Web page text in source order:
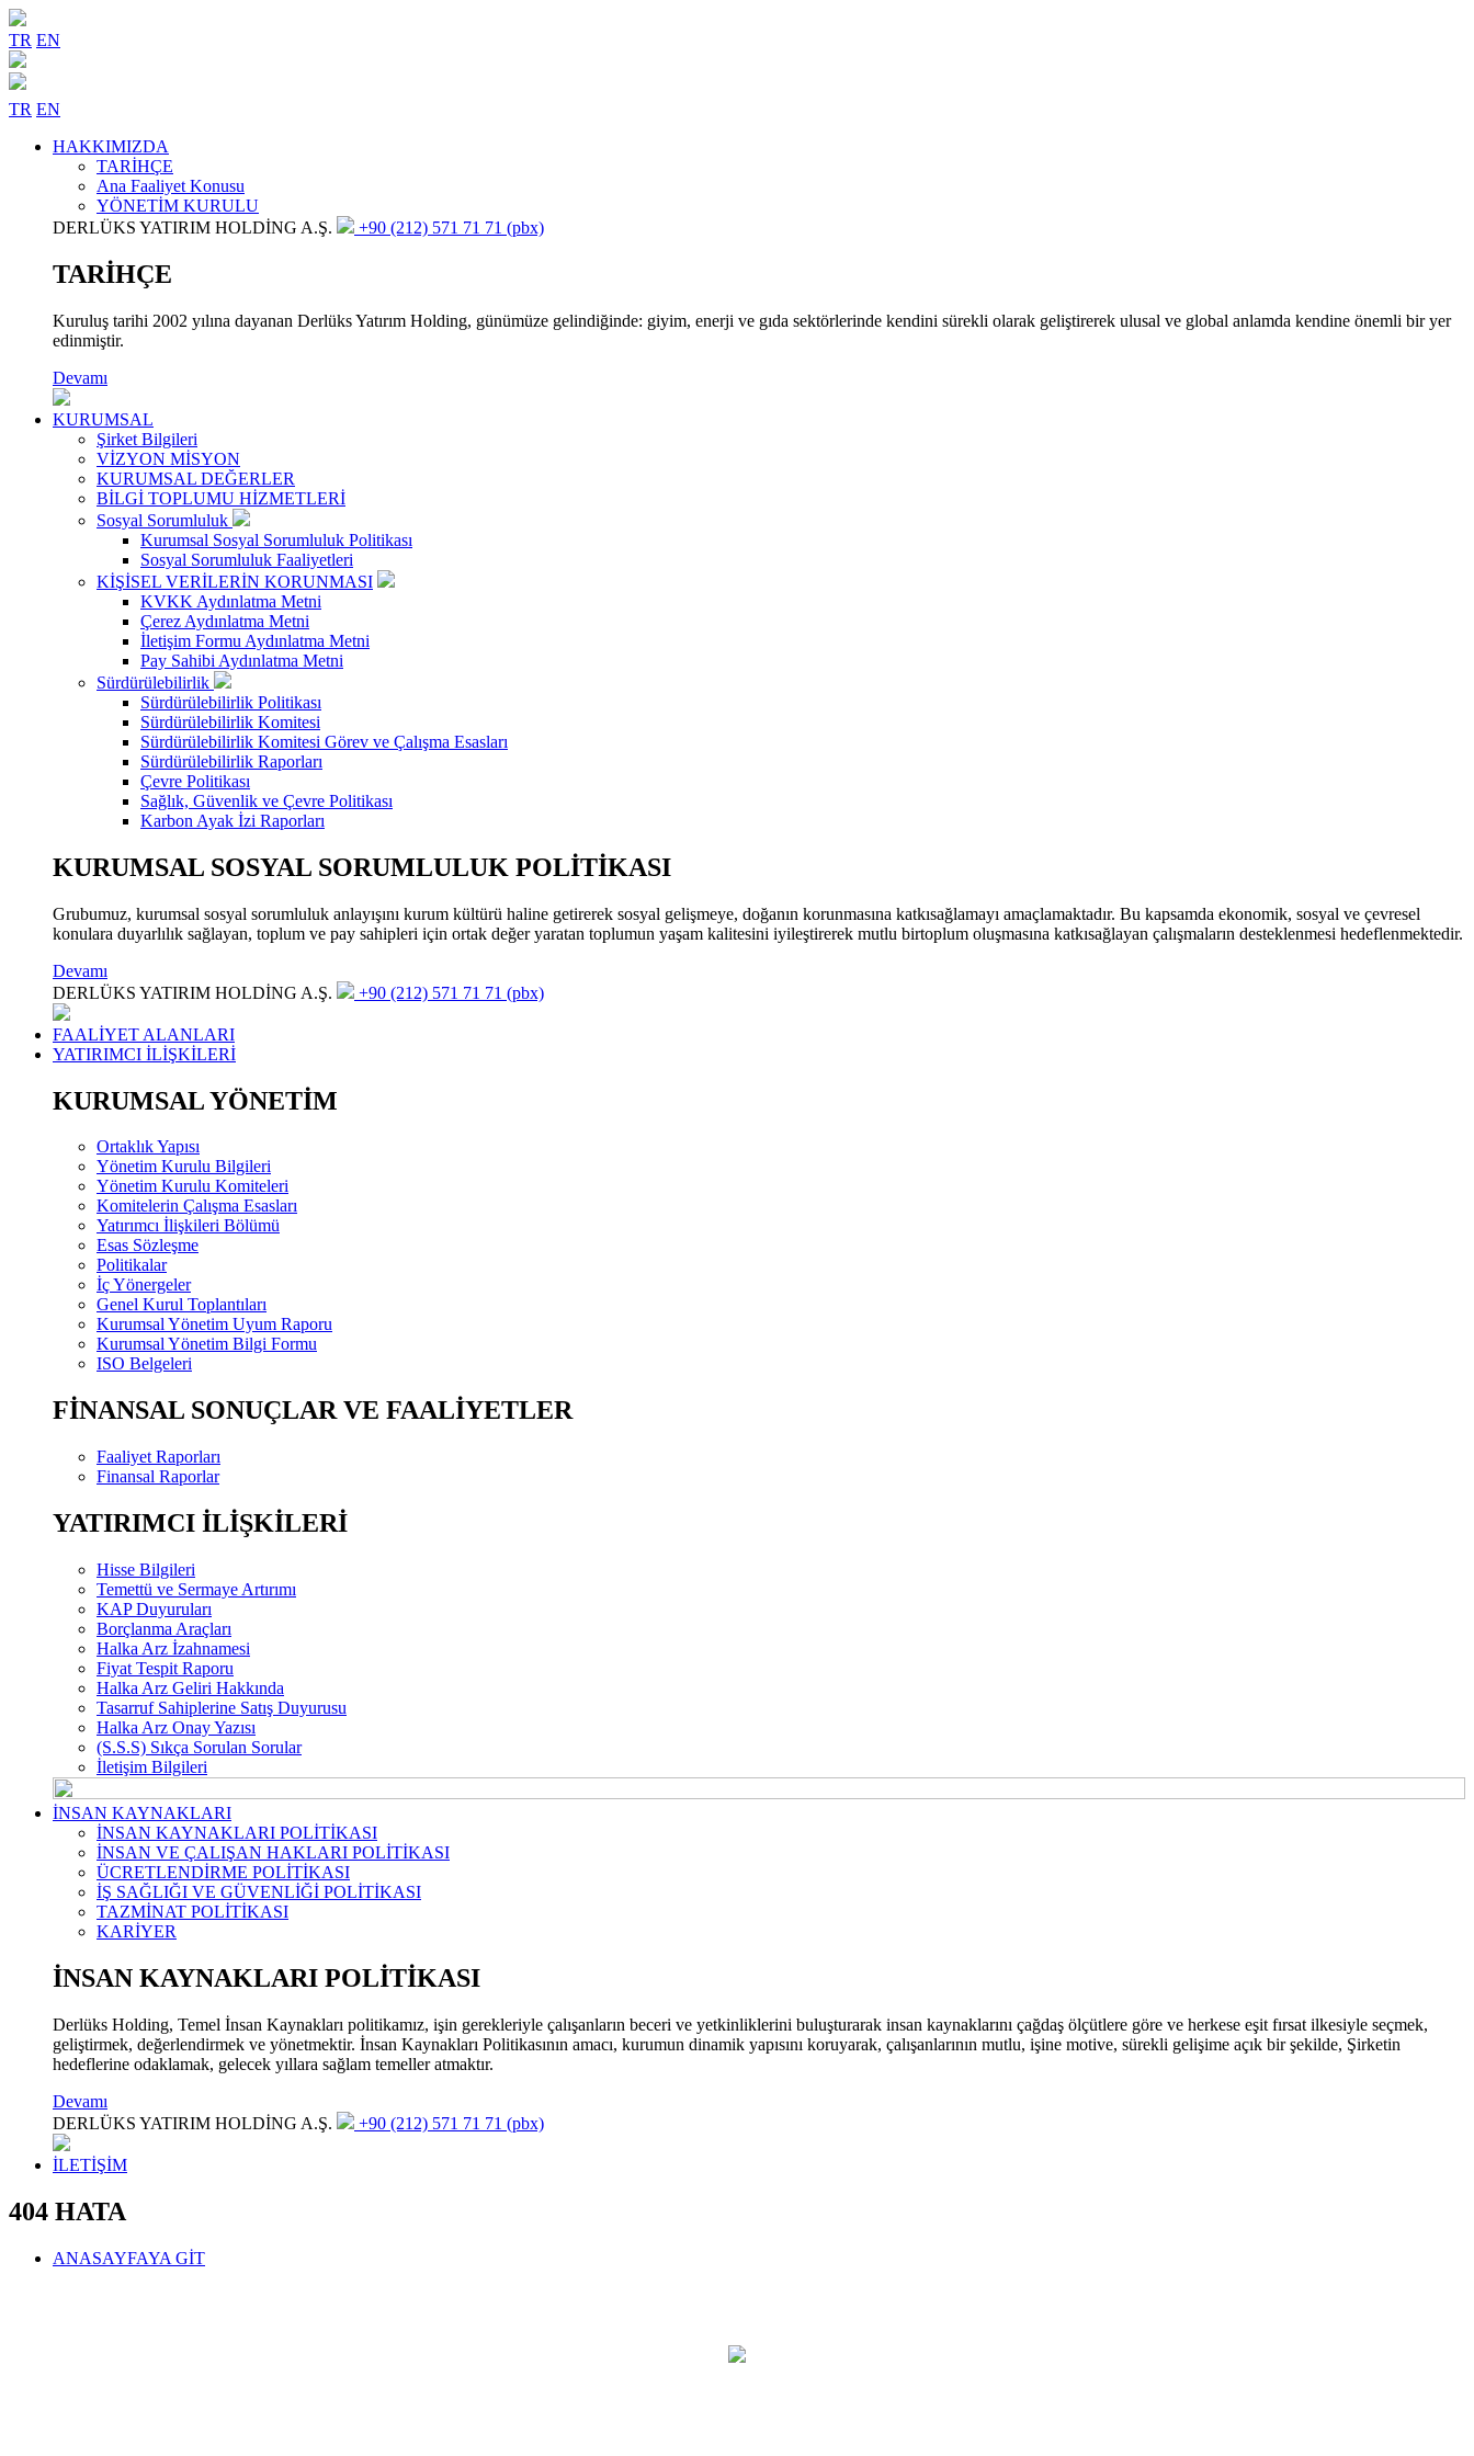
TR EN
TR EN
HAKKIMIZDA
TARİHÇE
Ana Faaliyet Konusu
YÖNETİM KURULU
DERLÜKS YATIRIM HOLDİNG A.Ş.
+90 (212) 571 71 71 (pbx)
TARİHÇE
Kuruluş tarihi 2002 yılına dayanan Derlüks Yatırım Holding, günümüze gelindiğinde: giyim, enerji ve gıda sektörlerinde kendini sürekli olarak geliştirerek ulusal ve global anlamda kendine önemli bir yer
edinmiştir.
Devamı
KURUMSAL
Şirket Bilgileri
VİZYON MİSYON
KURUMSAL DEĞERLER
BİLGİ TOPLUMU HİZMETLERİ
Sosyal Sorumluluk
Kurumsal Sosyal Sorumluluk Politikası
Sosyal Sorumluluk Faaliyetleri
KİŞİSEL VERİLERİN KORUNMASI
KVKK Aydınlatma Metni
Çerez Aydınlatma Metni
İletişim Formu Aydınlatma Metni
Pay Sahibi Aydınlatma Metni
Sürdürülebilirlik
Sürdürülebilirlik Politikası
Sürdürülebilirlik Komitesi
Sürdürülebilirlik Komitesi Görev ve Çalışma Esasları
Sürdürülebilirlik Raporları
Çevre Politikası
Sağlık, Güvenlik ve Çevre Politikası
Karbon Ayak İzi Raporları
KURUMSAL SOSYAL SORUMLULUK POLİTİKASI
Grubumuz, kurumsal sosyal sorumluluk anlayışını kurum kültürü haline getirerek sosyal gelişmeye, doğanın korunmasına katkısağlamayı amaçlamaktadır. Bu kapsamda ekonomik, sosyal ve çevresel
konulara duyarlılık sağlayan, toplum ve pay sahipleri için ortak değer yaratan toplumun yaşam kalitesini iyileştirerek mutlu birtoplum oluşmasına katkısağlayan çalışmaların desteklenmesi hedeflenmektedir.
Devamı
DERLÜKS YATIRIM HOLDİNG A.Ş.
+90 (212) 571 71 71 (pbx)
FAALİYET ALANLARI
YATIRIMCI İLİŞKİLERİ
KURUMSAL YÖNETİM
Ortaklık Yapısı
Yönetim Kurulu Bilgileri
Yönetim Kurulu Komiteleri
Komitelerin Çalışma Esasları
Yatırımcı İlişkileri Bölümü
Esas Sözleşme
Politikalar
İç Yönergeler
Genel Kurul Toplantıları
Kurumsal Yönetim Uyum Raporu
Kurumsal Yönetim Bilgi Formu
ISO Belgeleri
FİNANSAL SONUÇLAR VE FAALİYETLER
Faaliyet Raporları
Finansal Raporlar
YATIRIMCI İLİŞKİLERİ
Hisse Bilgileri
Temettü ve Sermaye Artırımı
KAP Duyuruları
Borçlanma Araçları
Halka Arz İzahnamesi
Fiyat Tespit Raporu
Halka Arz Geliri Hakkında
Tasarruf Sahiplerine Satış Duyurusu
Halka Arz Onay Yazısı
(S.S.S) Sıkça Sorulan Sorular
İletişim Bilgileri
İNSAN KAYNAKLARI
İNSAN KAYNAKLARI POLİTİKASI
İNSAN VE ÇALIŞAN HAKLARI POLİTİKASI
ÜCRETLENDİRME POLİTİKASI
İŞ SAĞLIĞI VE GÜVENLİĞİ POLİTİKASI
TAZMİNAT POLİTİKASI
KARİYER
İNSAN KAYNAKLARI POLİTİKASI
Derlüks Holding, Temel İnsan Kaynakları politikamız, işin gerekleriyle çalışanların beceri ve yetkinliklerini buluşturarak insan kaynaklarını çağdaş ölçütlere göre ve herkese eşit fırsat ilkesiyle seçmek,
geliştirmek, değerlendirmek ve yönetmektir. İnsan Kaynakları Politikasının amacı, kurumun dinamik yapısını koruyarak, çalışanlarının mutlu, işine motive, sürekli gelişime açık bir şekilde, Şirketin
hedeflerine odaklamak, gelecek yıllara sağlam temeller atmaktır.
Devamı
DERLÜKS YATIRIM HOLDİNG A.Ş.
+90 (212) 571 71 71 (pbx)
İLETİŞİM
404 HATA
ANASAYFAYA GİT